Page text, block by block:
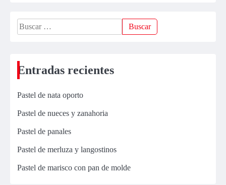
Buscar:
Entradas recientes
Pastel de nata oporto
Pastel de nueces y zanahoria
Pastel de panales
Pastel de merluza y langostinos
Pastel de marisco con pan de molde